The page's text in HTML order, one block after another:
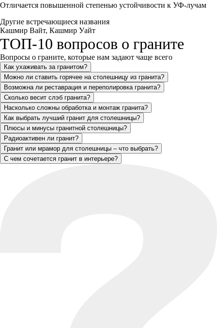
Отличается повышенной степенью устойчивости к УФ-лучам
Другие встречающиеся названия
Кашмир Вайт, Кашмир Уайт
ТОП-10 вопросов о граните
Вопросы о граните, которые нам задают чаще всего
Как ухаживать за гранитом?
Можно ли ставить горячее на столешницу из гранита?
Возможна ли реставрация и переполировка гранита?
Сколько весит слэб гранита?
Насколько сложны обработка и монтаж гранита?
Как выбрать лучший гранит для столешницы?
Плюсы и минусы гранитной столешницы?
Радиоактивен ли гранит?
Гранит или мрамор для столешницы – что выбрать?
С чем сочетается гранит в интерьере?